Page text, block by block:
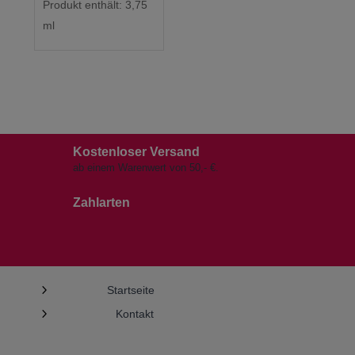
Produkt enthält: 3,75
ml
Kostenloser Versand
ab einem Warenwert von 50,- €.
Zahlarten
5 Startseite
5 Kontakt